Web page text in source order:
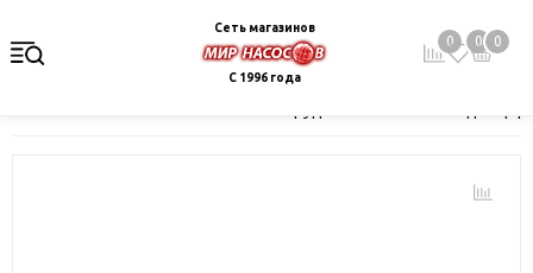
Сеть магазинов
С 1996 года
0 0 0